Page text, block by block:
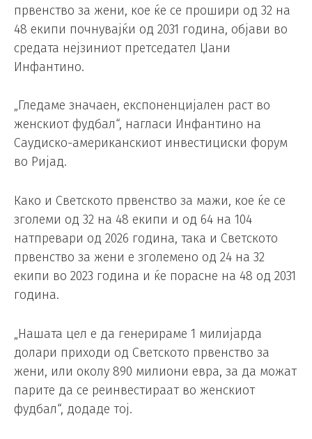
првенство за жени, кое ќе се прошири од 32 на
48 екипи почнувајќи од 2031 година, објави во
средата нејзиниот претседател Џани
Инфантино.
„Гледаме значаен, експоненцијален раст во
женскиот фудбал“, нагласи Инфантино на
Саудиско-американскиот инвестициски форум
во Ријад.
Како и Светското првенство за мажи, кое ќе се
зголеми од 32 на 48 екипи и од 64 на 104
натпревари од 2026 година, така и Светското
првенство за жени е зголемено од 24 на 32
екипи во 2023 година и ќе порасне на 48 од 2031
година.
„Нашата цел е да генерираме 1 милијарда
долари приходи од Светското првенство за
жени, или околу 890 милиони евра, за да можат
парите да се реинвестираат во женскиот
фудбал“, додаде тој.